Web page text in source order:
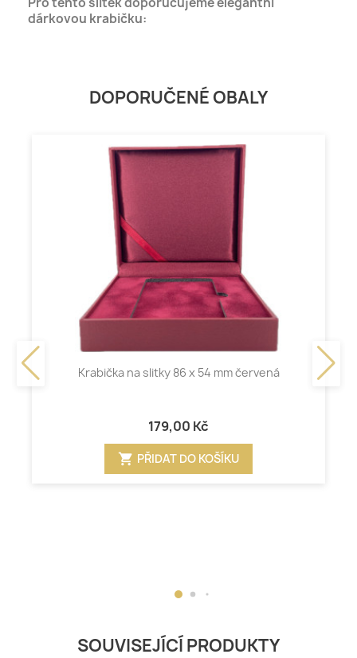
dárkovou krabičku:
DOPORUČENÉ OBALY
Krabička na slitky 86 x 54 mm červená
179,00 Kč
shopping_cart PŘIDAT DO KOŠÍKU
SOUVISEJÍCÍ PRODUKTY